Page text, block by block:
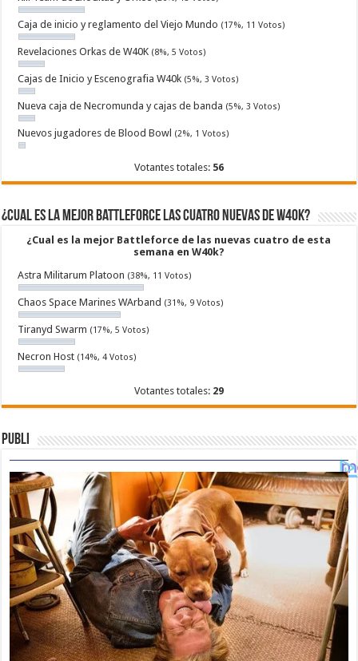
Caja de inicio y reglamento del Viejo Mundo (17%, 11 Votos)
Revelaciones Orkas de W40K (8%, 5 Votos)
Cajas de Inicio y Escenografia W40k (5%, 3 Votos)
Nueva caja de Necromunda y cajas de banda (5%, 3 Votos)
Nuevos jugadores de Blood Bowl (2%, 1 Votos)
Votantes totales: 56
¿Cual es la mejor Battleforce las cuatro nuevas de W40k?
¿Cual es la mejor Battleforce de las nuevas cuatro de esta
semana en W40k?
Astra Militarum Platoon (38%, 11 Votos)
Chaos Space Marines WArband (31%, 9 Votos)
Tiranyd Swarm (17%, 5 Votos)
Necron Host (14%, 4 Votos)
Votantes totales: 29
Publi